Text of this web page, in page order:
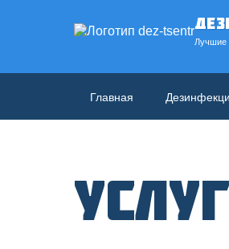
Лучшие
Главная